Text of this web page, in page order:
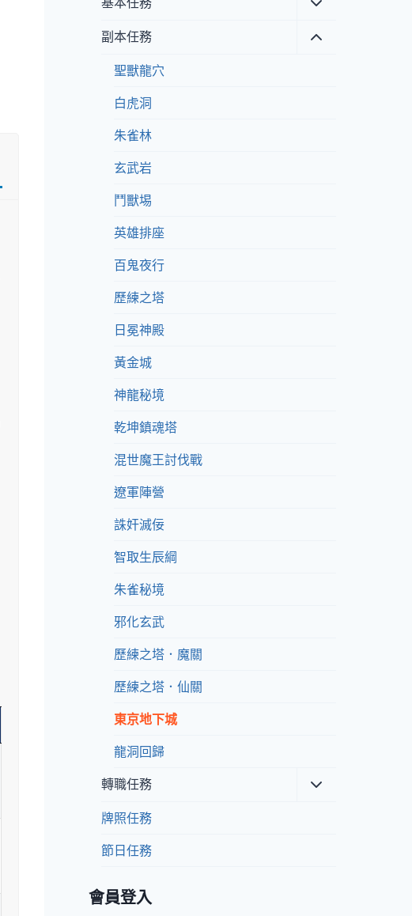
menu
副本任務
Toggle
聖獸龍穴
白虎洞
朱雀林
玄武岩
鬥獸埸
英雄排座
百鬼夜行
歷練之塔
日冕神殿
黃金城
神龍秘境
乾坤鎮魂塔
混世魔王討伐戰
遼軍陣營
誅奸滅佞
智取生辰綱
朱雀秘境
邪化玄武
歷練之塔．魔關
歷練之塔．仙關
東京地下城
龍洞回歸
轉職任務
Toggle
牌照任務
節日任務
會員登入